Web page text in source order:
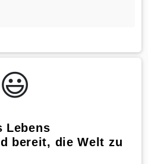
😃️
Lebens
bereit, die Welt zu